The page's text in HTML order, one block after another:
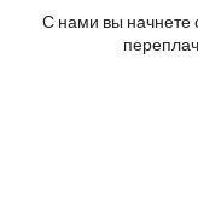
С нами вы начнете